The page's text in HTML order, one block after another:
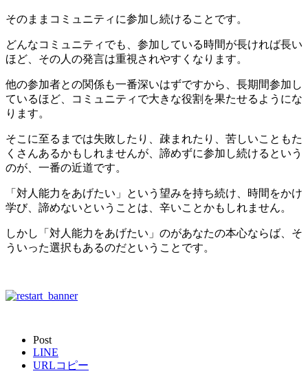
そのままコミュニティに参加し続けることです。
どんなコミュニティでも、参加している時間が長ければ長い
ほど、その人の発言は重視されやすくなります。
他の参加者との関係も一番深いはずですから、長期間参加し
ているほど、コミュニティで大きな役割を果たせるようにな
ります。
そこに至るまでは失敗したり、疎まれたり、苦しいこともた
くさんあるかもしれませんが、諦めずに参加し続けるという
のが、一番の近道です。
「対人能力をあげたい」という望みを持ち続け、時間をかけ
学び、諦めないということは、辛いことかもしれません。
しかし「対人能力をあげたい」のがあなたの本心ならば、そ
ういった選択もあるのだということです。
Post
LINE
URLコピー